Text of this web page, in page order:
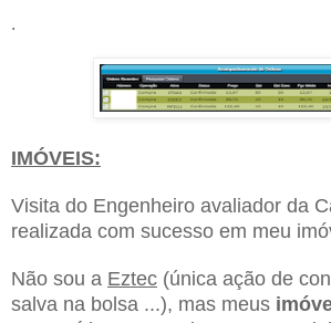
.
IMÓVEIS:
Visita do Engenheiro avaliador da
realizada com sucesso em meu
Não sou a Eztec (única ação de
salva na bolsa ...), mas meus